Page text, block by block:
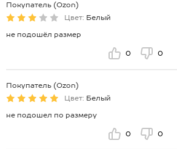
Покупатель (Ozon)
Цвет: Белый
не подошёл размер
0 0
Покупатель (Ozon)
Цвет: Белый
не подошел по размеру
0 0